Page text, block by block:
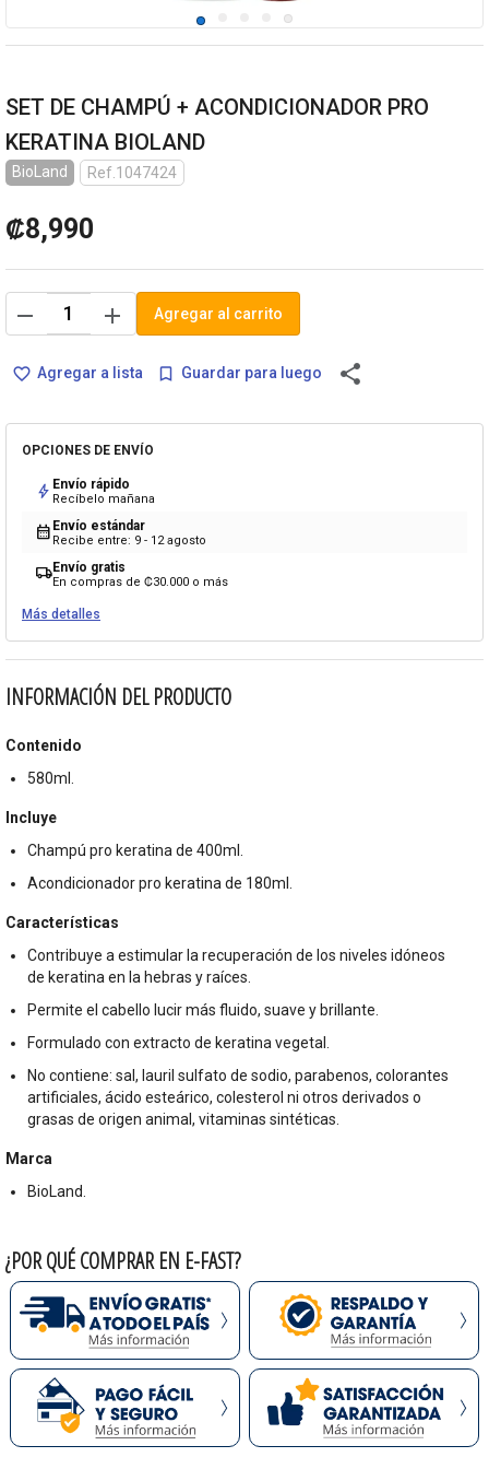
SET DE CHAMPÚ + ACONDICIONADOR PRO
KERATINA BIOLAND
BioLand Ref.1047424
₡8,990
remove add Agregar al carrito
favorite_border Agregar a lista bookmark_border Guardar para luego share
OPCIONES DE ENVÍO
bolt Envío rápido
Recíbelo mañana
calendar_month Envío estándar
Recibe entre: 9 - 12 agosto
local_shippingEnvío gratis
En compras de ₡30.000 o más
Más detalles
INFORMACIÓN DEL PRODUCTO
Contenido
580ml.
Incluye
Champú pro keratina de 400ml.
Acondicionador pro keratina de 180ml.
Características
Contribuye a estimular la recuperación de los niveles idóneos
de keratina en la hebras y raíces.
Permite el cabello lucir más fluido, suave y brillante.
Formulado con extracto de keratina vegetal.
No contiene: sal, lauril sulfato de sodio, parabenos, colorantes
artificiales, ácido esteárico, colesterol ni otros derivados o
grasas de origen animal, vitaminas sintéticas.
Marca
BioLand.
¿POR QUÉ COMPRAR EN E-FAST?